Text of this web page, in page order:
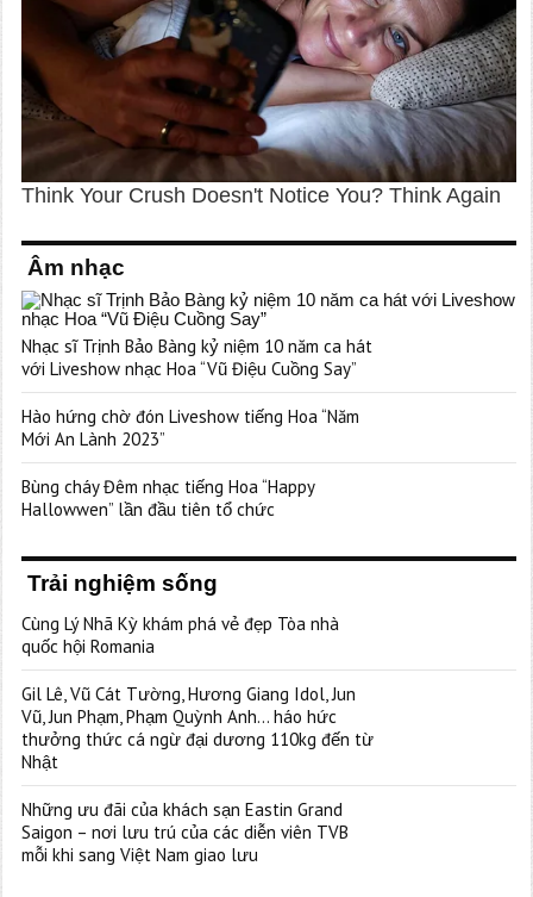
Âm nhạc
Nhạc sĩ Trịnh Bảo Bàng kỷ niệm 10 năm ca hát
với Liveshow nhạc Hoa “Vũ Điệu Cuồng Say”
Hào hứng chờ đón Liveshow tiếng Hoa “Năm
Mới An Lành 2023”
Bùng cháy Đêm nhạc tiếng Hoa “Happy
Hallowwen” lần đầu tiên tổ chức
Trải nghiệm sống
Cùng Lý Nhã Kỳ khám phá vẻ đẹp Tòa nhà
quốc hội Romania
Gil Lê, Vũ Cát Tường, Hương Giang Idol, Jun
Vũ, Jun Phạm, Phạm Quỳnh Anh… háo hức
thưởng thức cá ngừ đại dương 110kg đến từ
Nhật
Những ưu đãi của khách sạn Eastin Grand
Saigon – nơi lưu trú của các diễn viên TVB
mỗi khi sang Việt Nam giao lưu